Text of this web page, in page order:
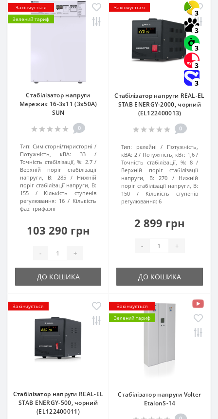
Закінчується
Зелений тариф
Стабілізатор напруги
Мережик 16-3х11 (3х50А)
SUN
0
Тип: Симісторні/тиристорні
Потужність, кВА:
33
Точність стабілізації, %: 2.7
Верхній поріг стабілізації
напруги, В:
285
Нижній
поріг стабілізації напруги, В:
155
Кількість ступенів
регулювання: 16
Кількість
фаз: трифазні
103 290 грн
- +
ДО КОШИКА
Закінчується
3
3
3
3
3
Стабілізатор напруги REAL-EL
STAB ENERGY-2000, чорний
(EL122400013)
0
Тип: релейні
Потужність,
кВА: 2 Потужність, кВт: 1,6
Точність стабілізації, %: 8
Верхній поріг стабілізації
напруги, В:
270
Нижній
поріг стабілізації напруги, В:
150
Кількість ступенів
регулювання: 6
2 899 грн
- +
ДО КОШИКА
Закінчується
Стабілізатор напруги REAL-EL
STAB ENERGY-500, чорний
(EL122400011)
Закінчується
Зелений тариф
Стабілізатор напруги Volter
EtalonS-14